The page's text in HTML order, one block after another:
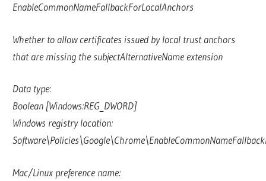
EnableCommonNameFallbackForLocalAnchors
Whether to allow certificates issued by local trust anchors
that are missing the subjectAlternativeName extension
Data type:
Boolean [Windows:REG_DWORD]
Windows registry location:
Mac/Linux preference name: